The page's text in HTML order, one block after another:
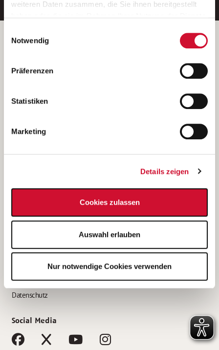
weiteren Daten zusammen, die Sie ihnen bereitgestellt
Wenn Sie auf „Cookies zulassen“ klicken, so stimmen
Sie der Speicherung sämtlicher Cookies zu. Sie können
Ihre Einwilligung selbstverständlich jederzeit widerrufen,
indem Sie die Cookie-Einstellungen aufrufen und diese
unsererDatenschutzerklärung
Notwendig
Präferenzen
Statistiken
Marketing
Details zeigen
Cookies zulassen
Auswahl erlauben
Nur notwendige Cookies verwenden
Betreiber der Webseite
Kantstraße 45a
(Ein Tochterunternehmen des AWO Bezirksverbandes Unterfranken
e.V.)
Bewerbung als Altenpflegehelfer*in
Bewerbung als Erzieher*in
AWO Gliederungen nach Bundesland
Impressum
Datenschutz
Social Media